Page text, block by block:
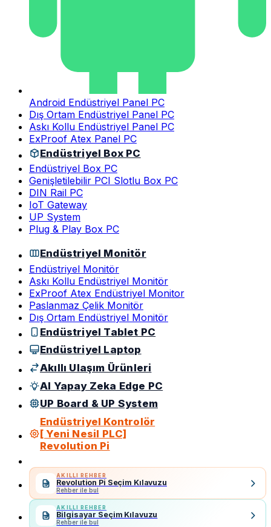
Android Endüstriyel Panel PC
Dış Ortam Endüstriyel Panel PC
Askı Kollu Endüstriyel Panel PC
ExProof Atex Panel PC
Endüstriyel Box PC
Endüstriyel Box PC
Genişletilebilir PCI Slotlu Box PC
DIN Rail PC
IoT Gateway
UP System
Plug & Play Box PC
Endüstriyel Monitör
Endüstriyel Monitör
Askı Kollu Endüstriyel Monitör
ExProof Atex Endüstriyel Monitor
Paslanmaz Çelik Monitör
Dış Ortam Endüstriyel Monitör
Endüstriyel Tablet PC
Endüstriyel Laptop
Akıllı Ulaşım Ürünleri
AI Yapay Zeka Edge PC
UP Board & UP System
Endüstriyel Kontrolör
[ Yeni Nesil PLC]
Revolution Pi
AKILLI REHBER
Revolution Pi Seçim Kılavuzu
Rehber ile bul
AKILLI REHBER
Bilgisayar Seçim Kılavuzu
Rehber ile bul